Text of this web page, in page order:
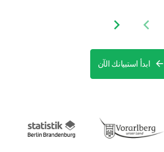
Previous slide
Next slide
ابدأ استبيانك الآن